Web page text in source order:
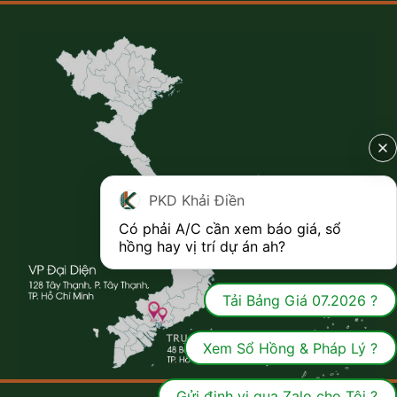
PKD Khải Điền
Có phải A/C cần xem báo giá, sổ
hồng hay vị trí dự án ah?
Tải Bảng Giá 07.2026 ?
Xem Sổ Hồng & Pháp Lý ?